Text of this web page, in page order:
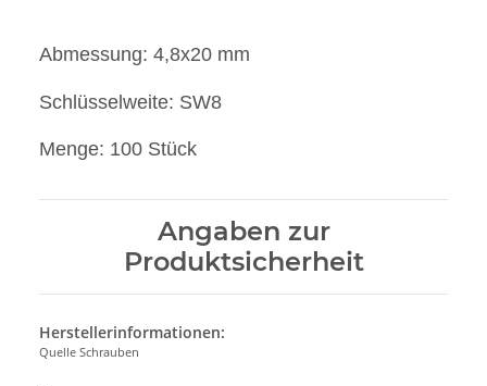
Abmessung: 4,8x20 mm
Schlüsselweite: SW8
Menge: 100 Stück
Angaben zur
Produktsicherheit
Herstellerinformationen:
Quelle Schrauben